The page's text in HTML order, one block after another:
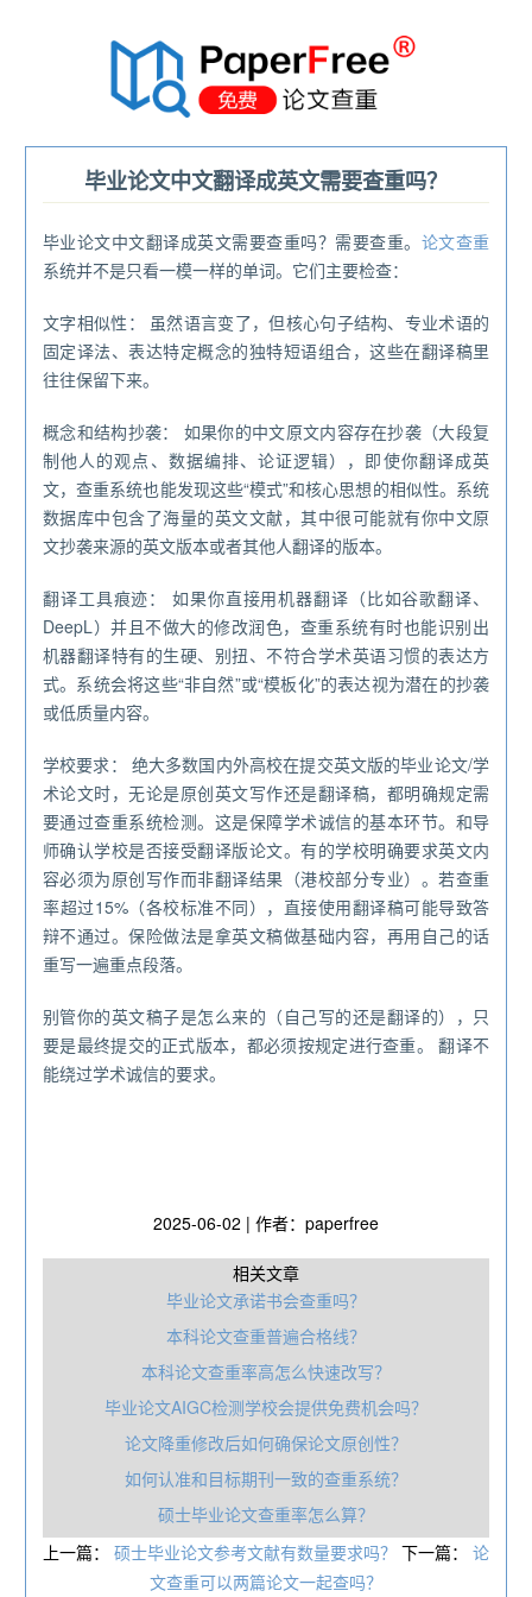
毕业论文中文翻译成英文需要查重吗？
毕业论文中文翻译成英文需要查重吗？需要查重。 论文查重
系统并不是只看一模一样的单词。它们主要检查：
文字相似性： 虽然语言变了，但核心句子结构、专业术语的
固定译法、表达特定概念的独特短语组合，这些在翻译稿里
往往保留下来。
概念和结构抄袭： 如果你的中文原文内容存在抄袭（大段复
制他人的观点、数据编排、论证逻辑），即使你翻译成英
文，查重系统也能发现这些“模式”和核心思想的相似性。系统
数据库中包含了海量的英文文献，其中很可能就有你中文原
文抄袭来源的英文版本或者其他人翻译的版本。
翻译工具痕迹： 如果你直接用机器翻译（比如谷歌翻译、
DeepL）并且不做大的修改润色，查重系统有时也能识别出
机器翻译特有的生硬、别扭、不符合学术英语习惯的表达方
式。系统会将这些“非自然”或“模板化”的表达视为潜在的抄袭
或低质量内容。
学校要求： 绝大多数国内外高校在提交英文版的毕业论文/学
术论文时，无论是原创英文写作还是翻译稿，都明确规定需
要通过查重系统检测。这是保障学术诚信的基本环节。和导
师确认学校是否接受翻译版论文。有的学校明确要求英文内
容必须为原创写作而非翻译结果（港校部分专业）。若查重
率超过15%（各校标准不同），直接使用翻译稿可能导致答
辩不通过。保险做法是拿英文稿做基础内容，再用自己的话
重写一遍重点段落。
别管你的英文稿子是怎么来的（自己写的还是翻译的），只
要是最终提交的正式版本，都必须按规定进行查重。 翻译不
能绕过学术诚信的要求。
2025-06-02 | 作者：paperfree
相关文章
毕业论文承诺书会查重吗？
本科论文查重普遍合格线？
本科论文查重率高怎么快速改写？
毕业论文AIGC检测学校会提供免费机会吗？
论文降重修改后如何确保论文原创性？
如何认准和目标期刊一致的查重系统？
硕士毕业论文查重率怎么算？
上一篇： 硕士毕业论文参考文献有数量要求吗？ 下一篇： 论
文查重可以两篇论文一起查吗？